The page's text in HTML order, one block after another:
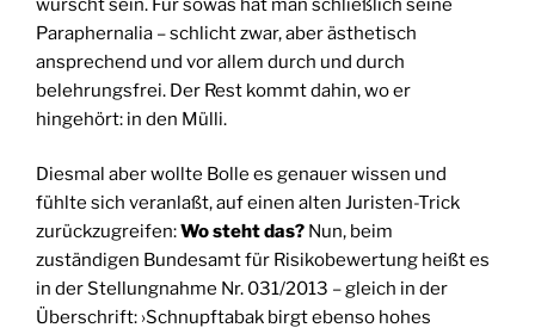
wurscht sein. Für sowas hat man schließlich seine
Paraphernalia – schlicht zwar, aber ästhetisch
ansprechend und vor allem durch und durch
belehrungsfrei. Der Rest kommt dahin, wo er
hingehört: in den Mülli.
Diesmal aber wollte Bolle es genauer wissen und
fühlte sich veranlaßt, auf einen alten Juristen-Trick
zurückzugreifen:Wo steht das? Nun, beim
zuständigen Bundesamt für Risikobewertung heißt es
in der Stellungnahme Nr. 031/2013 – gleich in der
Überschrift: ›Schnupftabak birgt ebenso hohes